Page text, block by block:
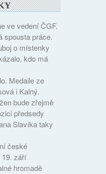
ve vedení ČGF.
spousta práce.
o místenky
kdo má
Medaile ze
i Kalný.
bude zřejmě
předsedy
Slavíka taky
české
září
hromadě